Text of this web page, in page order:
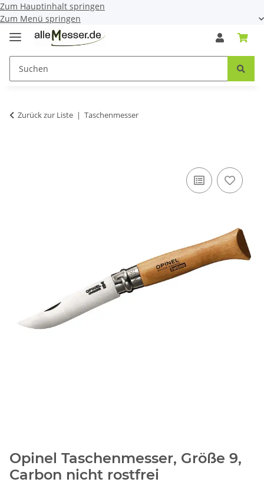
Zum Hauptinhalt springen
Zum Menü springen
Zurück zur Liste Taschenmesser
Opinel Taschenmesser, Größe 9,
Carbon nicht rostfrei